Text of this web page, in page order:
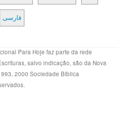
فارسی
Para Hoje faz parte da rede
salvo indicação, são da Nova
2000 Sociedade Bíblica